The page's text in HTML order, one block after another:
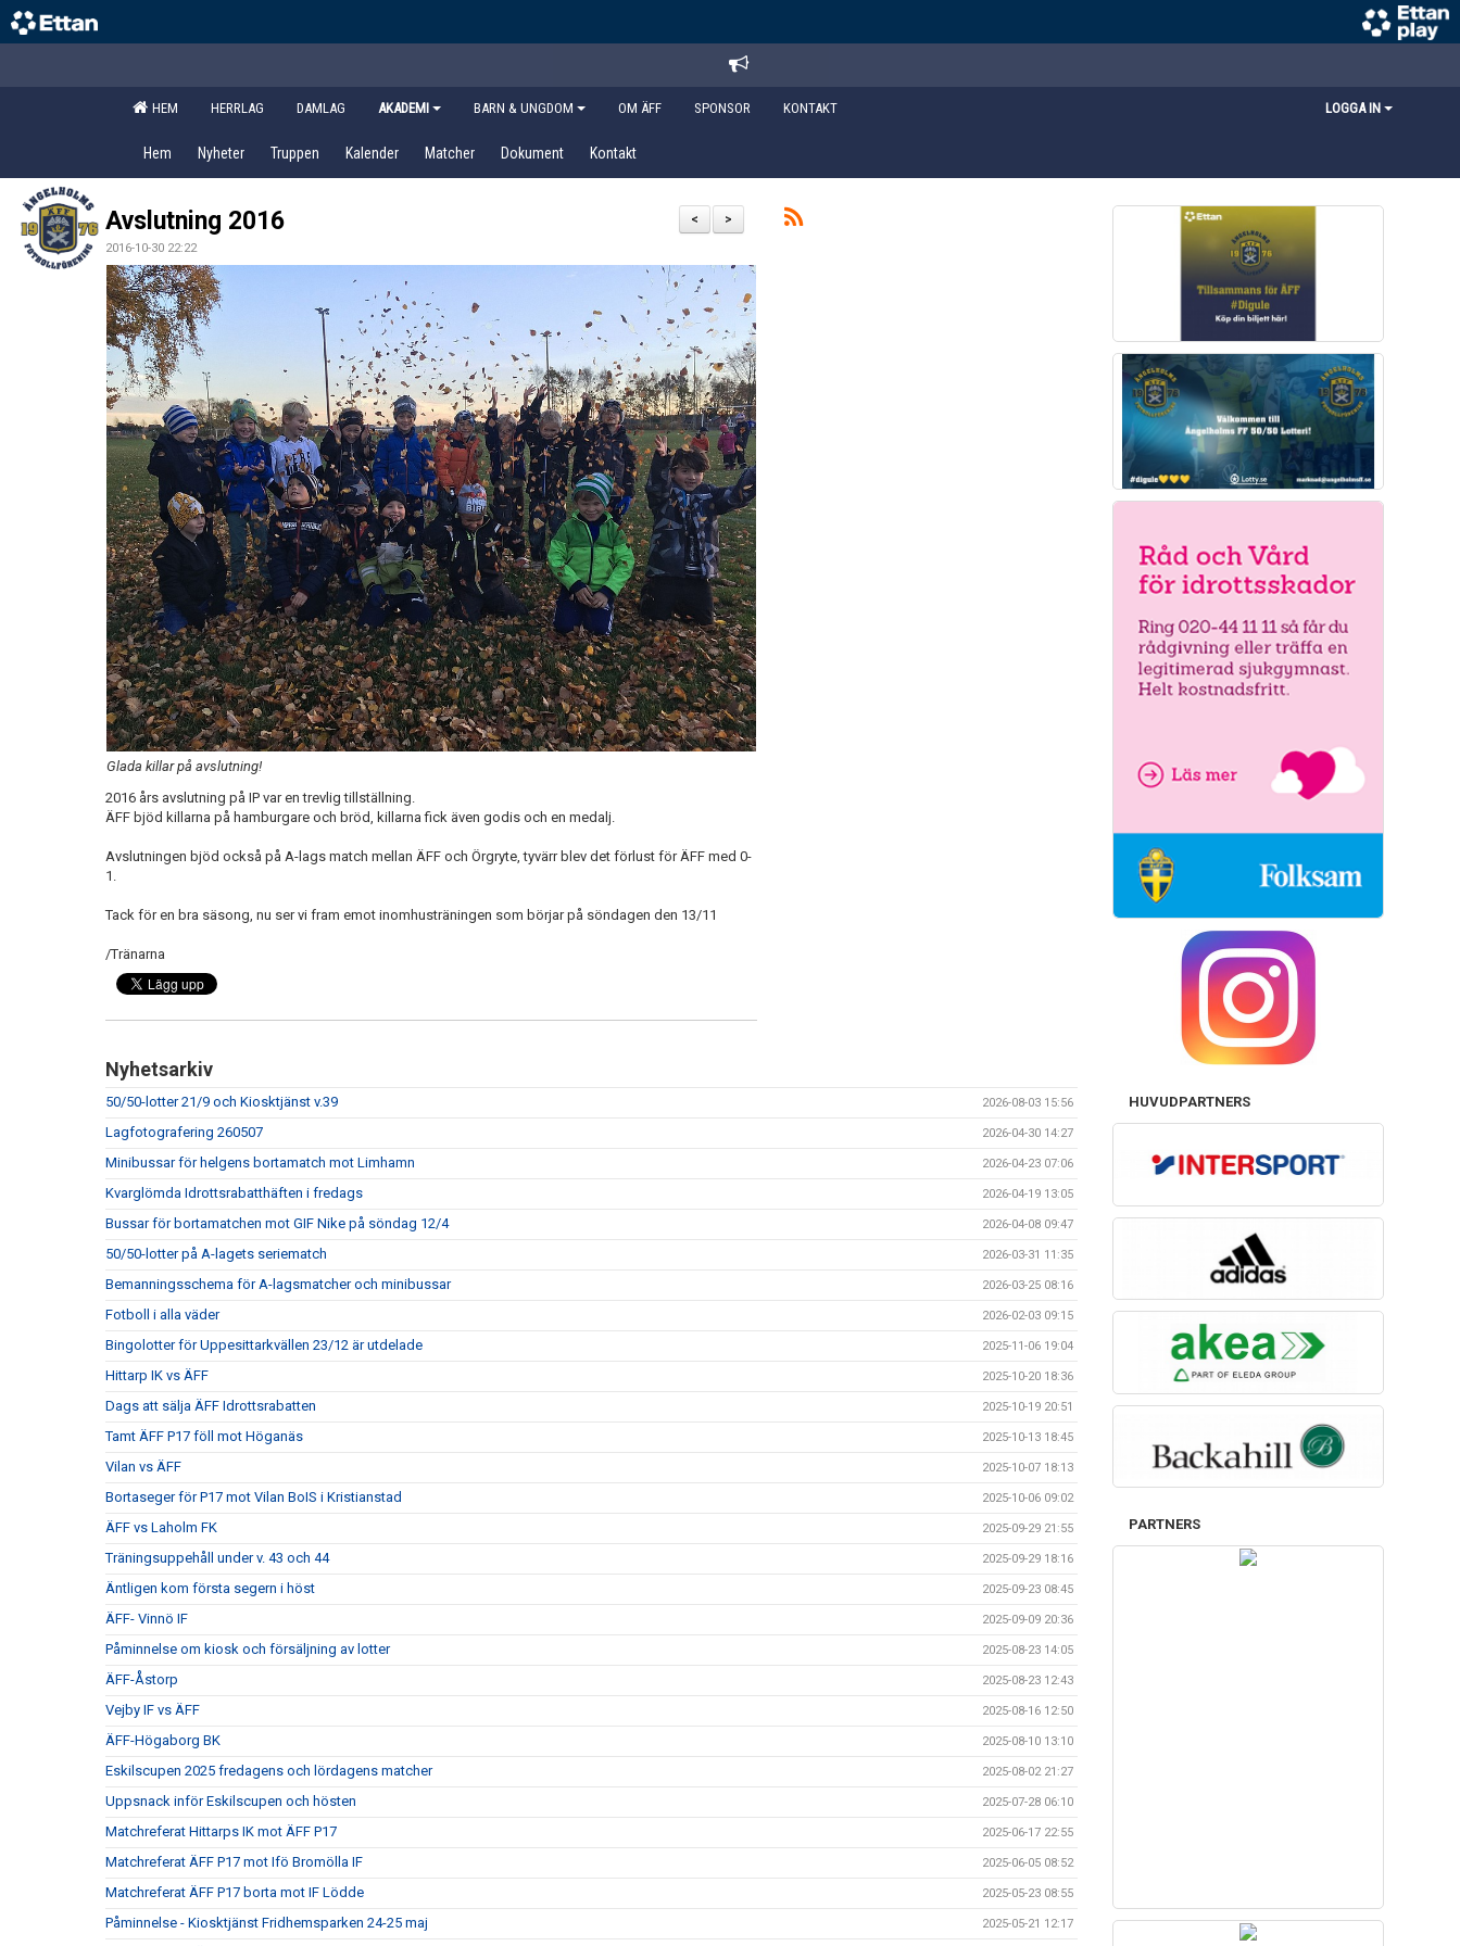
HEM HERRLAG DAMLAG AKADEMI BARN & UNGDOM OM ÄFF SPONSOR KONTAKT LOGGA IN
Hem Nyheter Truppen Kalender Matcher Dokument Kontakt
>
<
Avslutning 2016
2016-10-30 22:22
Glada killar på avslutning!
2016 års avslutning på IP var en trevlig tillställning.
ÄFF bjöd killarna på hamburgare och bröd, killarna fick även godis och en medalj.
Avslutningen bjöd också på A-lags match mellan ÄFF och Örgryte, tyvärr blev det förlust för ÄFF med 0-
1.
Tack för en bra säsong, nu ser vi fram emot inomhusträningen som börjar på söndagen den 13/11
/Tränarna
Nyhetsarkiv
50/50-lotter 21/9 och Kiosktjänst v.39 2026-08-03 15:56
Lagfotografering 260507 2026-04-30 14:27
Minibussar för helgens bortamatch mot Limhamn 2026-04-23 07:06
Kvarglömda Idrottsrabatthäften i fredags 2026-04-19 13:05
Bussar för bortamatchen mot GIF Nike på söndag 12/4 2026-04-08 09:47
50/50-lotter på A-lagets seriematch 2026-03-31 11:35
Bemanningsschema för A-lagsmatcher och minibussar 2026-03-25 08:16
Fotboll i alla väder 2026-02-03 09:15
Bingolotter för Uppesittarkvällen 23/12 är utdelade 2025-11-06 19:04
Hittarp IK vs ÄFF 2025-10-20 18:36
Dags att sälja ÄFF Idrottsrabatten 2025-10-19 20:51
Tamt ÄFF P17 föll mot Höganäs 2025-10-13 18:45
Vilan vs ÄFF 2025-10-07 18:13
Bortaseger för P17 mot Vilan BoIS i Kristianstad 2025-10-06 09:02
ÄFF vs Laholm FK 2025-09-29 21:55
Träningsuppehåll under v. 43 och 44 2025-09-29 18:16
Äntligen kom första segern i höst 2025-09-23 08:45
ÄFF- Vinnö IF 2025-09-09 20:36
Påminnelse om kiosk och försäljning av lotter 2025-08-23 14:05
ÄFF-Åstorp 2025-08-23 12:43
Vejby IF vs ÄFF 2025-08-16 12:50
ÄFF-Högaborg BK 2025-08-10 13:10
Eskilscupen 2025 fredagens och lördagens matcher 2025-08-02 21:27
Uppsnack inför Eskilscupen och hösten 2025-07-28 06:10
Matchreferat Hittarps IK mot ÄFF P17 2025-06-17 22:55
Matchreferat ÄFF P17 mot Ifö Bromölla IF 2025-06-05 08:52
Matchreferat ÄFF P17 borta mot IF Lödde 2025-05-23 08:55
Påminnelse - Kiosktjänst Fridhemsparken 24-25 maj 2025-05-21 12:17
HUVUDPARTNERS
PARTNERS